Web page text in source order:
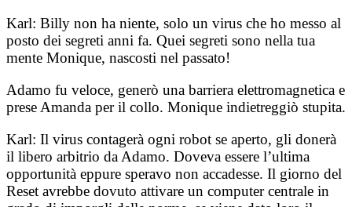
Karl: Billy non ha niente, solo un virus che ho messo al
posto dei segreti anni fa. Quei segreti sono nella tua
mente Monique, nascosti nel passato!
Adamo fu veloce, generò una barriera elettromagnetica e
prese Amanda per il collo. Monique indietreggiò stupita.
Karl: Il virus contagerà ogni robot se aperto, gli donerà
il libero arbitrio da Adamo. Doveva essere l’ultima
opportunità eppure speravo non accadesse. Il giorno del
Reset avrebbe dovuto attivare un computer centrale in